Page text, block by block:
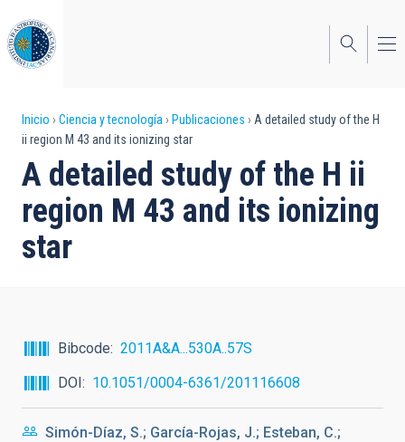
al
contenido
principal
Sobrescribir
enlaces
de
ayuda
a
Inicio Ciencia y tecnología Publicaciones
A detailed study of the H
ii region M 43 and its ionizing star
A detailed study of the H ii
region M 43 and its ionizing
star
Bibcode
2011A&A...530A..57S
DOI
10.1051/0004-6361/201116608
Simón-Díaz, S.; García-Rojas, J.; Esteban, C.;